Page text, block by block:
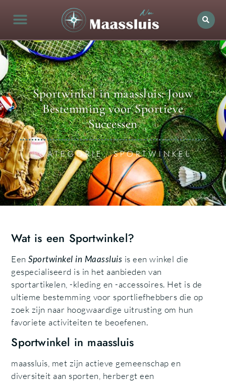
Sportwinkel in maassluis: Jouw
Bestemming voor Sportieve
Successen
CATEGORIE: SPORTWINKEL
Wat is een Sportwinkel?
EenSportwinkel in Maassluis is een winkel die
gespecialiseerd is in het aanbieden van
sportartikelen, -kleding en -accessoires. Het is de
ultieme bestemming voor sportliefhebbers die op
zoek zijn naar hoogwaardige uitrusting om hun
favoriete activiteiten te beoefenen.
Sportwinkel in maassluis
maassluis, met zijn actieve gemeenschap en
diversiteit aan sporten, herbergt een